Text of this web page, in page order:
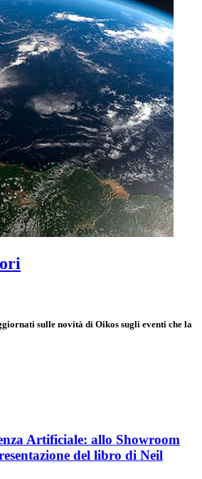
sulle novità di Oikos sugli eventi che la
Artificiale: allo Showroom
del libro di Neil